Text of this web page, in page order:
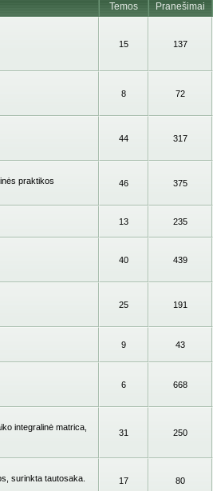
Temos Pranešimai
15 137
8 72
44 317
praktikos
46 375
13 235
40 439
25 191
9 43
6 668
integralinė matrica,
31 250
surinkta tautosaka.
17 80